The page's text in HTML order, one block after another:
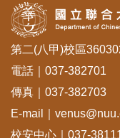
第二(八甲)校區
電話｜037-382701
傳真｜037-382703
E-mail｜
校安中心｜037-